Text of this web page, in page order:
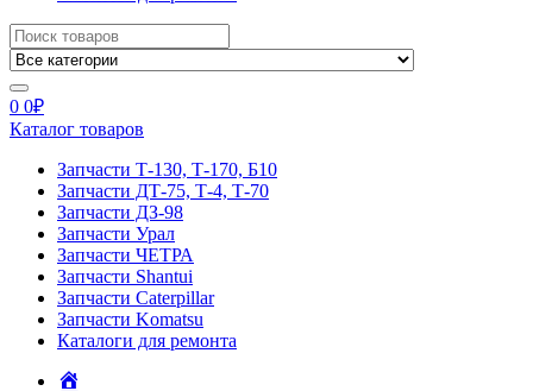
Search
for:
0 0₽
Каталог товаров
Запчасти Т-130, Т-170, Б10
Запчасти ДТ-75, Т-4, Т-70
Запчасти ДЗ-98
Запчасти Урал
Запчасти ЧЕТРА
Запчасти Shantui
Запчасти Caterpillar
Запчасти Komatsu
Каталоги для ремонта